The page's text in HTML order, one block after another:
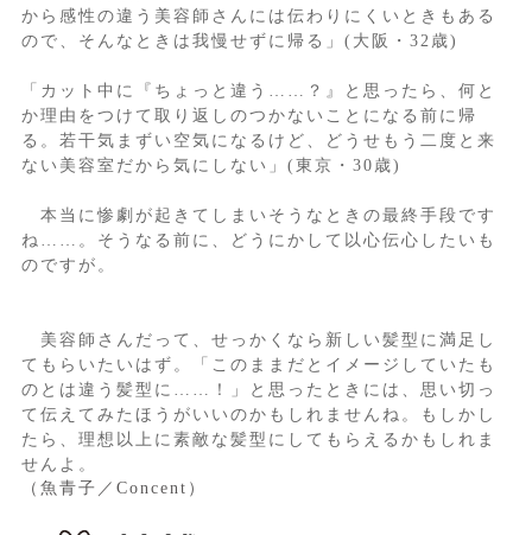
から感性の違う美容師さんには伝わりにくいときもある
ので、そんなときは我慢せずに帰る」(大阪・32歳)
「カット中に『ちょっと違う……？』と思ったら、何と
か理由をつけて取り返しのつかないことになる前に帰
る。若干気まずい空気になるけど、どうせもう二度と来
ない美容室だから気にしない」(東京・30歳)
本当に惨劇が起きてしまいそうなときの最終手段です
ね……。そうなる前に、どうにかして以心伝心したいも
のですが。
美容師さんだって、せっかくなら新しい髪型に満足し
てもらいたいはず。「このままだとイメージしていたも
のとは違う髪型に……！」と思ったときには、思い切っ
て伝えてみたほうがいいのかもしれませんね。もしかし
たら、理想以上に素敵な髪型にしてもらえるかもしれま
せんよ。
（魚青子／Concent）